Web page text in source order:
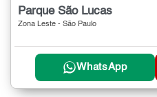
Parque São Lucas
Zona Leste - São Paulo
WhatsApp